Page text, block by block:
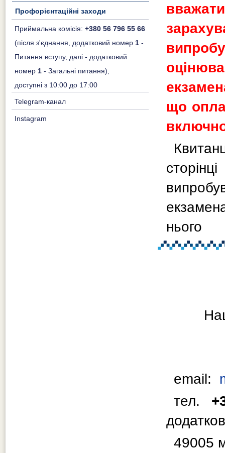
Профорієнтаційні заходи
Приймальна комісія: +380 56 796 55 66
(після з'єднання, додатковий номер 1 -
Питання вступу, далі - додатковий
номер 1 - Загальні питання),
доступні з 10:00 до 17:00
Telegram-канал
Instagram
що
нього
email:
тел.
49005